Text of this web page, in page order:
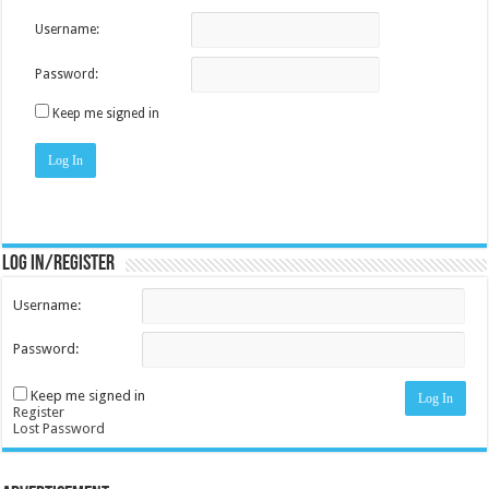
Username:
Password:
Keep me signed in
Log In
Log in/register
Username:
Password:
Keep me signed in Log In
Register
Lost Password